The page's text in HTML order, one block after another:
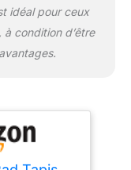
à l'aide du
situé sur le
un
moteur sans
à la fois
- Le tapis
idéal pour ceux
condition d’être